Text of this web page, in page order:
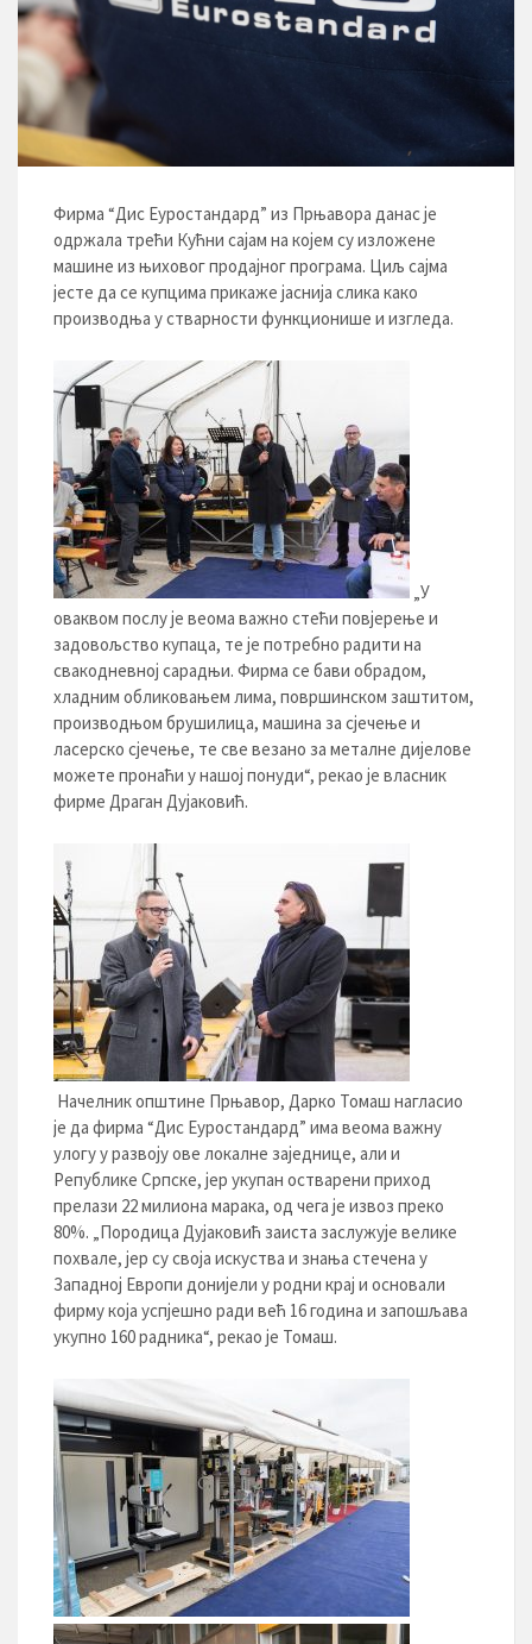
Фирма “Дис Еуростандард” из Прњавора данас је
одржала трећи Кућни сајам на којем су изложене
машине из њиховог продајног програма. Циљ сајма
јесте да се купцима прикаже јаснија слика како
производња у стварности функционише и изгледа.
„У
оваквом послу је веома важно стећи повјерење и
задовољство купаца, те је потребно радити на
свакодневној сарадњи. Фирма се бави обрадом,
хладним обликовањем лима, површинском заштитом,
производњом брушилица, машина за сјечење и
ласерско сјечење, те све везано за металне дијелове
можете пронаћи у нашој понуди“, рекао је власник
фирме Драган Дујаковић.
Начелник општине Прњавор, Дарко Томаш нагласио
је да фирма “Дис Еуростандард” има веома важну
улогу у развоју ове локалне заједнице, али и
Републике Српске, јер укупан остварени приход
прелази 22 милиона марака, од чега је извоз преко
80%. „Породица Дујаковић заиста заслужује велике
похвале, јер су своја искуства и знања стечена у
Западној Европи донијели у родни крај и основали
фирму која успјешно ради већ 16 година и запошљава
укупно 160 радника“, рекао је Томаш.